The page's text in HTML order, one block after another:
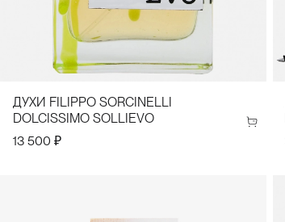
ДУХИ FILIPPO SORCINELLI
DOLCISSIMO SOLLIEVO
13 500 ₽